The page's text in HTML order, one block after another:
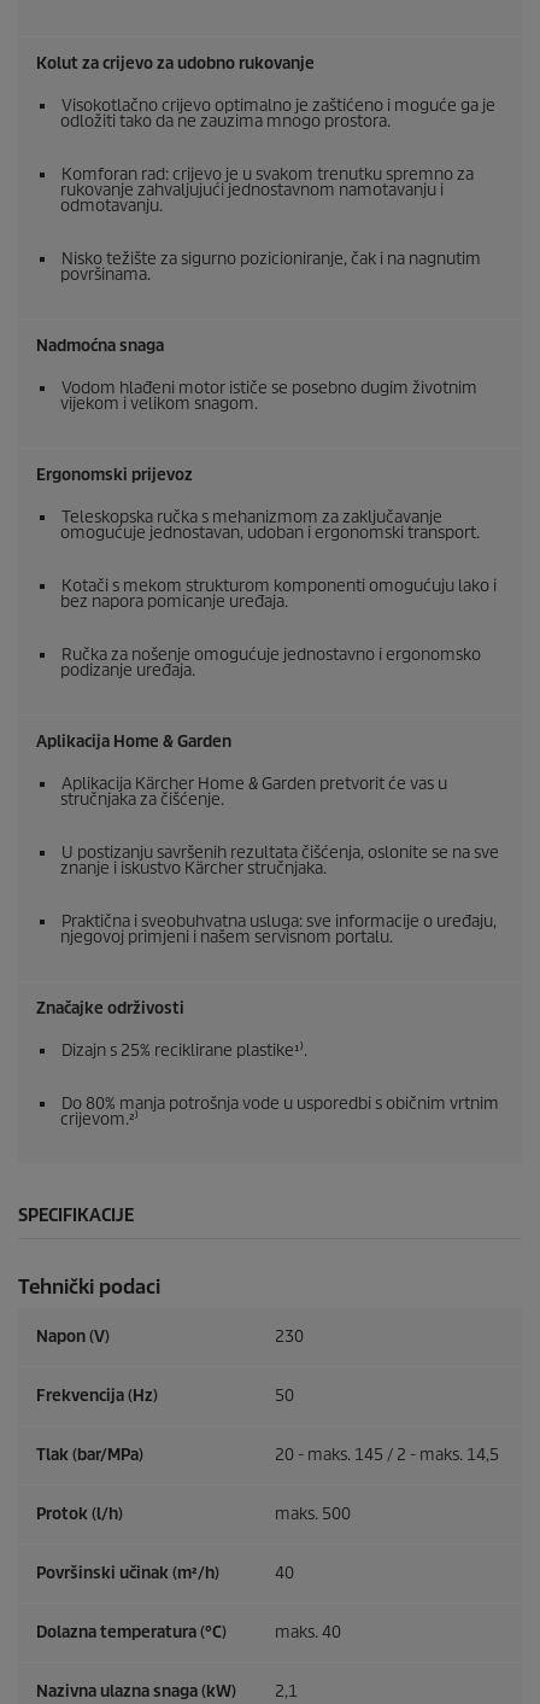
Kolut za crijevo za udobno rukovanje
Visokotlačno crijevo optimalno je zaštićeno i moguće ga je
odložiti tako da ne zauzima mnogo prostora.
Komforan rad: crijevo je u svakom trenutku spremno za
rukovanje zahvaljujući jednostavnom namotavanju i
odmotavanju.
Nisko težište za sigurno pozicioniranje, čak i na nagnutim
površinama.
Nadmoćna snaga
Vodom hlađeni motor ističe se posebno dugim životnim
vijekom i velikom snagom.
Ergonomski prijevoz
Teleskopska ručka s mehanizmom za zaključavanje
omogućuje jednostavan, udoban i ergonomski transport.
Kotači s mekom strukturom komponenti omogućuju lako i
bez napora pomicanje uređaja.
Ručka za nošenje omogućuje jednostavno i ergonomsko
podizanje uređaja.
Aplikacija Home & Garden
Aplikacija Kärcher Home & Garden pretvorit će vas u
stručnjaka za čišćenje.
U postizanju savršenih rezultata čišćenja, oslonite se na sve
znanje i iskustvo Kärcher stručnjaka.
Praktična i sveobuhvatna usluga: sve informacije o uređaju,
njegovoj primjeni i našem servisnom portalu.
Značajke održivosti
Dizajn s 25% reciklirane plastike¹⁾.
Do 80% manja potrošnja vode u usporedbi s običnim vrtnim
crijevom.²⁾
SPECIFIKACIJE
Tehnički podaci
Napon (V) 230
Frekvencija (Hz) 50
Tlak (bar/MPa) 20 - maks. 145 / 2 - maks. 14,5
Protok (l/h) maks. 500
Površinski učinak (m²/h) 40
Dolazna temperatura (°C) maks. 40
Nazivna ulazna snaga (kW) 2,1